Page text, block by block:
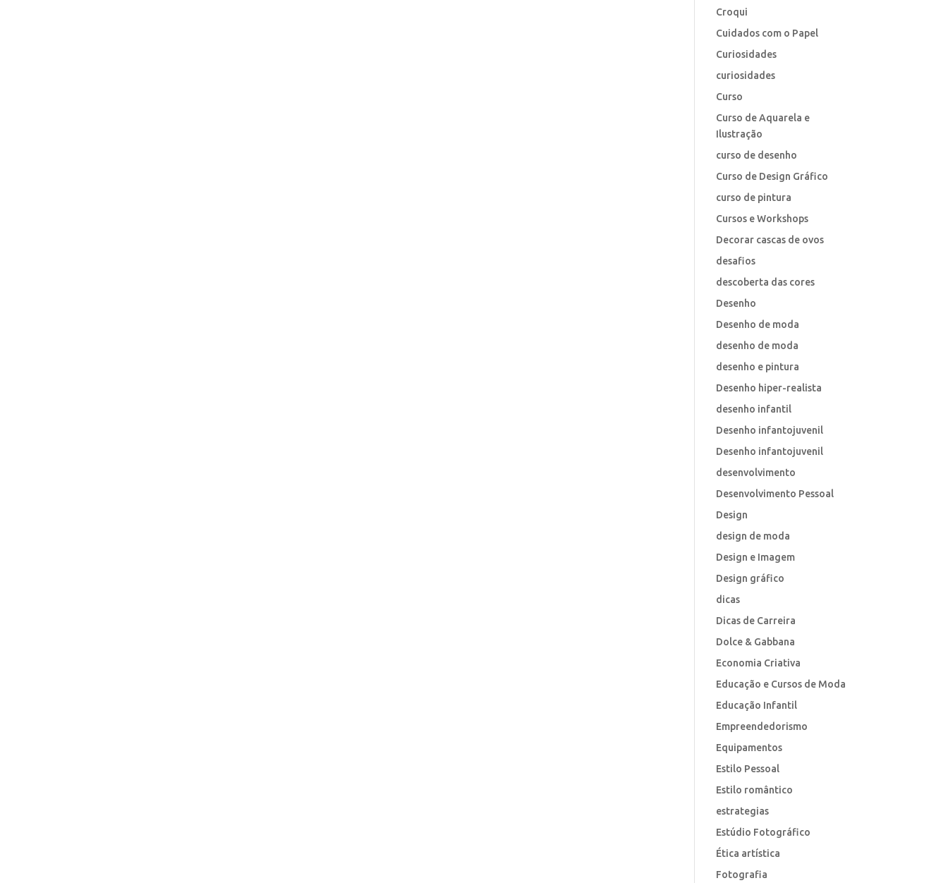
Croqui
Cuidados com o Papel
Curiosidades
curiosidades
Curso
Curso de Aquarela e
Ilustração
curso de desenho
Curso de Design Gráfico
curso de pintura
Cursos e Workshops
Decorar cascas de ovos
desafios
descoberta das cores
Desenho
Desenho de moda
desenho de moda
desenho e pintura
Desenho hiper-realista
desenho infantil
Desenho infantojuvenil
Desenho infantojuvenil
desenvolvimento
Desenvolvimento Pessoal
Design
design de moda
Design e Imagem
Design gráfico
dicas
Dicas de Carreira
Dolce & Gabbana
Economia Criativa
Educação e Cursos de Moda
Educação Infantil
Empreendedorismo
Equipamentos
Estilo Pessoal
Estilo romântico
estrategias
Estúdio Fotográfico
Ética artística
Fotografia